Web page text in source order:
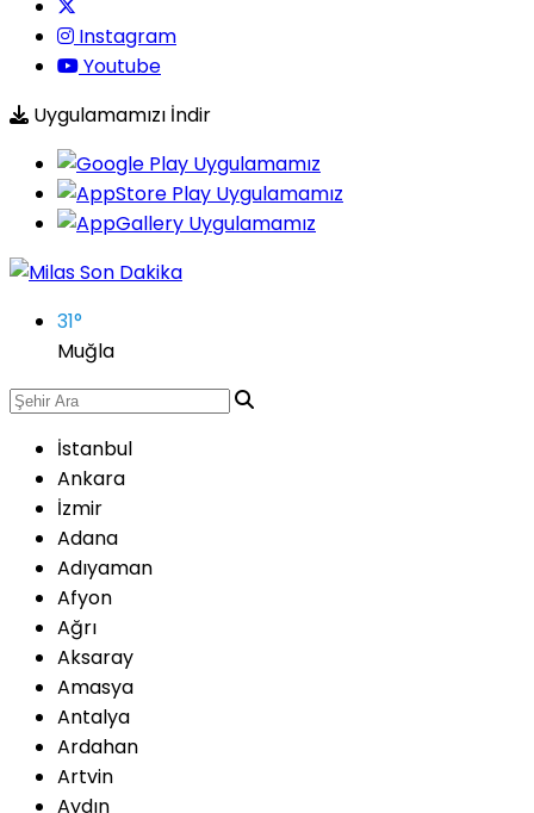
Instagram
Youtube
Uygulamamızı İndir
31°
Muğla
İstanbul
Ankara
İzmir
Adana
Adıyaman
Afyon
Ağrı
Aksaray
Amasya
Antalya
Ardahan
Artvin
Aydın